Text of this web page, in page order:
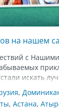
на нашем
с
искать
и
,
, Астана,